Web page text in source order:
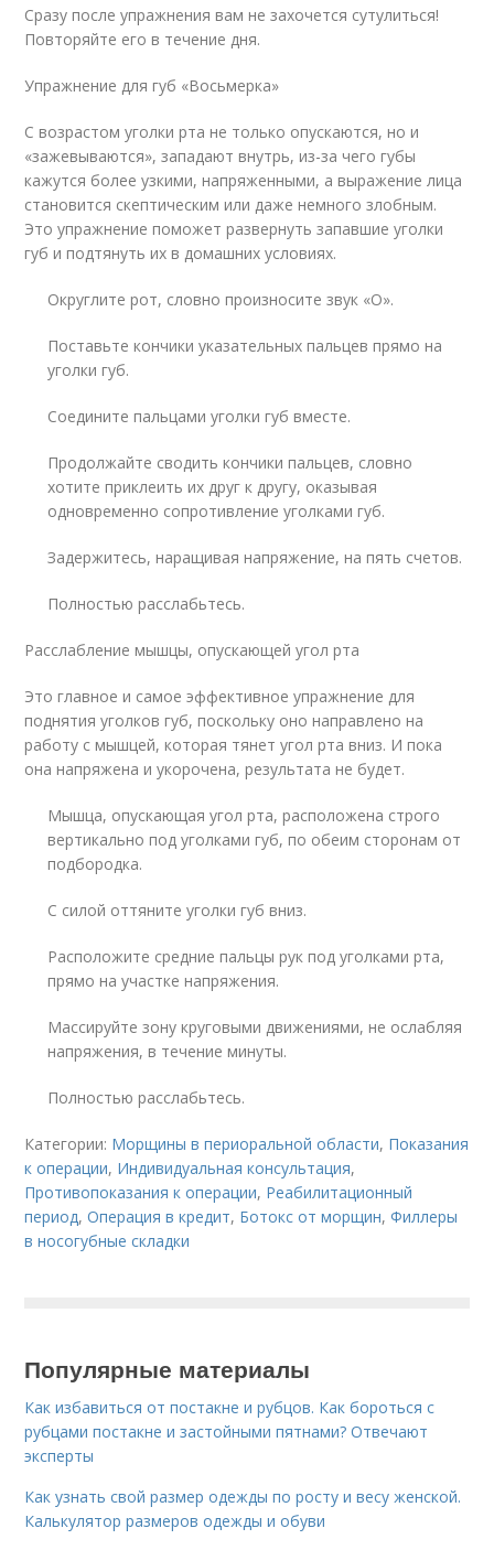
Сразу после упражнения вам не захочется сутулиться!
Повторяйте его в течение дня.
Упражнение для губ «Восьмерка»
С возрастом уголки рта не только опускаются, но и
«зажевываются», западают внутрь, из-за чего губы
кажутся более узкими, напряженными, а выражение лица
становится скептическим или даже немного злобным.
Это упражнение поможет развернуть запавшие уголки
губ и подтянуть их в домашних условиях.
Округлите рот, cловно произносите звук «O».
Поставьте кончики указательных пальцев прямо на
уголки губ.
Соедините пальцами уголки губ вместе.
Продолжайте сводить кончики пальцев, словно
хотите приклеить их друг к другу, оказывая
одновременно сопротивление уголками губ.
Задержитесь, наращивая напряжение, на пять счетов.
Полностью расслабьтесь.
Расслабление мышцы, опускающей угол рта
Это главное и самое эффективное упражнение для
поднятия уголков губ, поскольку оно направлено на
работу с мышцей, которая тянет угол рта вниз. И пока
она напряжена и укорочена, результата не будет.
Мышца, опускающая угол рта, расположена строго
вертикально под уголками губ, по обеим сторонам от
подбородка.
С силой оттяните уголки губ вниз.
Расположите средние пальцы рук под уголками рта,
прямо на участке напряжения.
Массируйте зону круговыми движениями, не ослабляя
напряжения, в течение минуты.
Полностью расслабьтесь.
Категории: Морщины в периоральной области, Показания
к операции, Индивидуальная консультация,
Противопоказания к операции, Реабилитационный
период,Операция в кредит, Ботокс от морщин,Филлеры
в носогубные складки
Популярные материалы
Как избавиться от постакне и рубцов. Как бороться с
рубцами постакне и застойными пятнами? Отвечают
эксперты
Как узнать свой размер одежды по росту и весу женской.
Калькулятор размеров одежды и обуви